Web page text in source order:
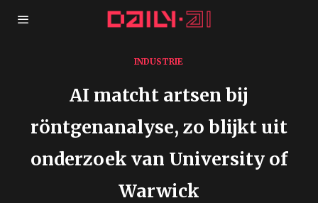
INDUSTRIE
AI matcht artsen bij
röntgenanalyse, zo blijkt uit
onderzoek van University of
Warwick